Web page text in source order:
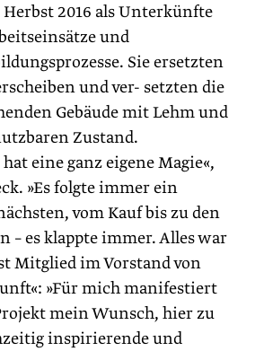
2016 als Unterkünfte
und
Sie ersetzten
und ver- setzten die
Gebäude mit Lehm und
Zustand.
eine ganz eigene Magie«,
»Es folgte immer ein
vom Kauf bis zu den
– es klappte immer. Alles war
Mitglied im Vorstand von
»Für mich manifestiert
mein Wunsch, hier zu
inspirierende und